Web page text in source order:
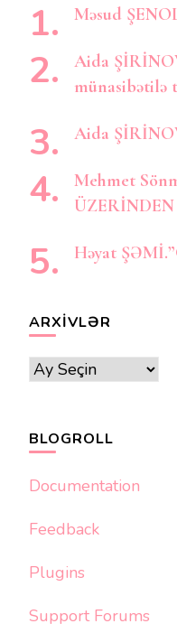
Məsud
Aida
münasibətilə
Aida
Mehmet
Həyat
ARXIVLƏR
Arxivlər
BLOGROLL
Documentation
Feedback
Plugins
Support Forums